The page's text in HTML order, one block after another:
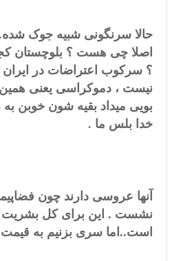
حالا سرنگونی شبیه جوک
اصلا چی هست ؟ بلوچستان
؟ سرکوب اعتراضات در
نیست ، دموکراسی یعنی
بویی میداد بقیه شون خوبن به
خدا بلس ما .
آنها عروسی دارند چون
نشست . این برای کل
است..اما سری بزنیم به